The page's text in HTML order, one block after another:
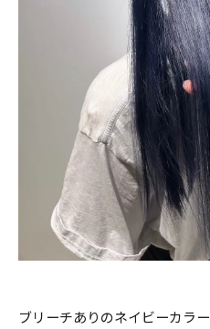
ブリーチありのネイビーカラー